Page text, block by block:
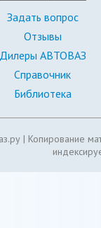
Задать вопрос
Отзывы
Дилеры АВТОВАЗ
Справочник
Библиотека
| Копирование